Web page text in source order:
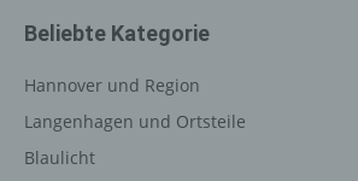
Beliebte Kategorie
Hannover und Region
Langenhagen und Ortsteile
Blaulicht
durch uns daher einerseits statistisch
Datensicherheit in unserem
um letztlich ein optimales Schutzniveau
verarbeiteten personenbezogenen Daten